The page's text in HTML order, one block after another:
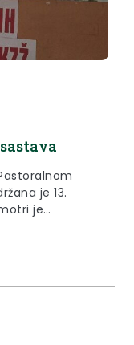
je 13.
je